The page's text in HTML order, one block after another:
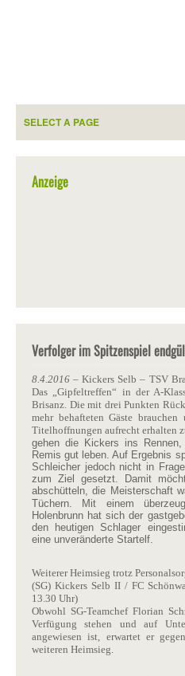
Anzeige
Verfolger im Spitzenspiel
8.4.2016 – Kickers Selb – TSV
Das „Gipfeltreffen“ in der A-
Brisanz. Die mit drei Punkten
mehr behafteten Gäste
Titelhoffnungen aufrecht erhalten
gehen die Kickers ins
Remis gut leben. Auf Ergebnis
Schleicher jedoch nicht in
zum Ziel gesetzt. Damit
abschütteln, die Meisterschaft
Tüchern. Mit einem
Holenbrunn hat sich der
den heutigen Schlager
eine unveränderte Startelf.
Weiterer Heimsieg trotz
(SG) Kickers Selb II / FC
13.30 Uhr)
Obwohl SG-Teamchef Florian
Verfügung stehen und auf
angewiesen ist, erwartet er
weiteren Heimsieg.